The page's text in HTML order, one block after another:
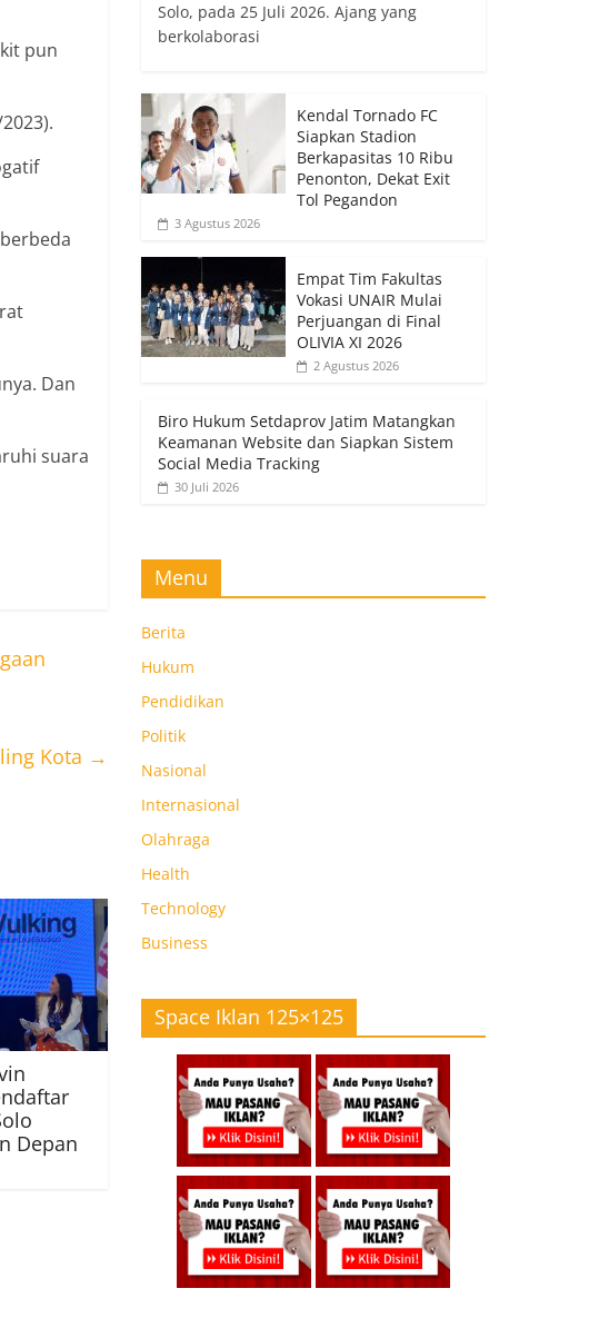
pun
Dan
suara
Kota →
Depan
Solo, pada 25 Juli 2026. Ajang yang
berkolaborasi
Kendal Tornado FC
Siapkan Stadion
Berkapasitas 10 Ribu
Penonton, Dekat Exit
Tol Pegandon
3 Agustus 2026
Empat Tim Fakultas
Vokasi UNAIR Mulai
Perjuangan di Final
OLIVIA XI 2026
2 Agustus 2026
Biro Hukum Setdaprov Jatim Matangkan
Keamanan Website dan Siapkan Sistem
Social Media Tracking
30 Juli 2026
Menu
Berita
Hukum
Pendidikan
Politik
Nasional
Internasional
Olahraga
Health
Technology
Business
Space Iklan 125×125